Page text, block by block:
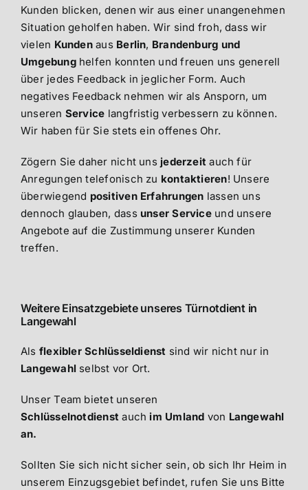
Kunden blicken, denen wir aus einer unangenehmen
Situation geholfen haben. Wir sind froh, dass wir
vielen Kundenaus Berlin, Brandenburg und
Umgebunghelfen konnten und freuen uns generell
über jedes Feedback in jeglicher Form. Auch
negatives Feedback nehmen wir als Ansporn, um
unseren Service langfristig verbessern zu können.
Wir haben für Sie stets ein offenes Ohr.
Zögern Sie daher nicht unsjederzeit auch für
Anregungen telefonisch zu kontaktieren! Unsere
überwiegend positiven Erfahrungen lassen uns
dennoch glauben, dass unser Serviceund unsere
Angebote auf die Zustimmung unserer Kunden
treffen.
Weitere Einsatzgebiete unseres Türnotdient in
Langewahl
Als flexibler Schlüsseldienst sind wir nicht nur in
Langewahl selbst vor Ort.
Unser Team bietet unseren
Schlüsselnotdienst auchim Umland von Langewahl
an.
Sollten Sie sich nicht sicher sein, ob sich Ihr Heim in
unserem Einzugsgebiet befindet, rufen Sie uns Bitte